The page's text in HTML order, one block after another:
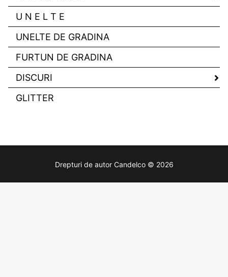
U N E L T E
UNELTE DE GRADINA
FURTUN DE GRADINA
DISCURI
GLITTER
Drepturi de autor Candelco © 2026